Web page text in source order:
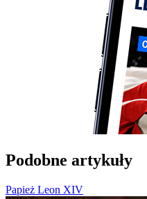
Podobne artykuły
Papież Leon XIV